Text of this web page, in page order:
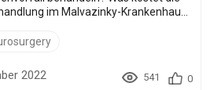
im Malvazinky-Krankenhaus
Medipol University Hospital (Türkei)?
Was kostet die Behandlung eines
Assuta Hospital (Israel)? Was kostet
2022 541 0